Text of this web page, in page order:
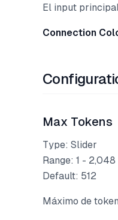
El input
Connection
Max Tokens
Type: Slider
Range: 1 - 2,048
Default: 512
Máximo de